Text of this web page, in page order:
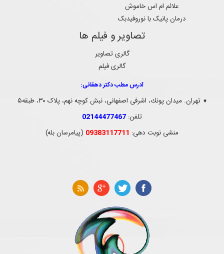
علائم ام اس خاموش
درمان پانیک با نوروفیدبک
تصاویر و فیلم ها
گالری تصاویر
گالری فیلم
آدرس مطب دکتر دهقانی:
♦ تهران. ميدان پونك، اشرفی اصفهانی، نبش کوچه نهم، پلاک ۳۰، طبقه۵
تلفن: 02144477467
منشی نوبت دهی: 09383117711 (پیامرسان بله)